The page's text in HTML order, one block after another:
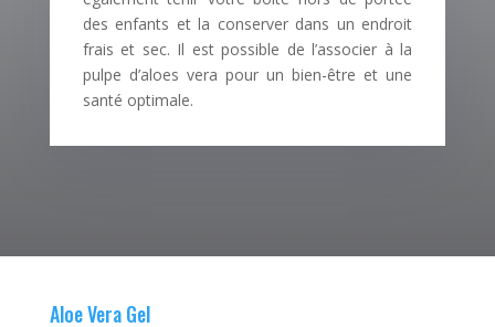
des enfants et la conserver dans un endroit
frais et sec. Il est possible de l’associer à la
pulpe d’aloes vera pour un bien-être et une
santé optimale.
Aloe Vera Gel